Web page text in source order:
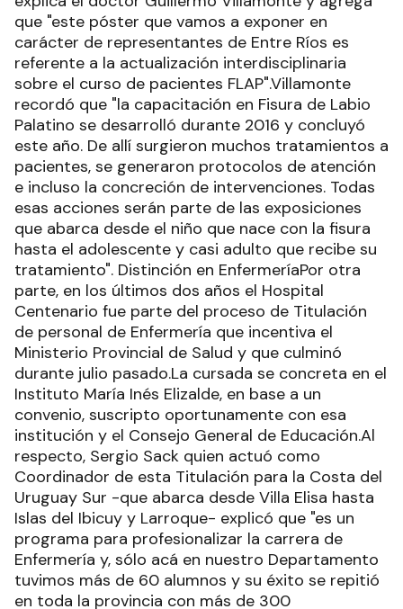
que "este póster que vamos a exponer en
carácter de representantes de Entre Ríos es
referente a la actualización interdisciplinaria
sobre el curso de pacientes FLAP".Villamonte
recordó que "la capacitación en Fisura de Labio
Palatino se desarrolló durante 2016 y concluyó
este año. De allí surgieron muchos tratamientos a
pacientes, se generaron protocolos de atención
e incluso la concreción de intervenciones. Todas
esas acciones serán parte de las exposiciones
que abarca desde el niño que nace con la fisura
hasta el adolescente y casi adulto que recibe su
tratamiento". Distinción en EnfermeríaPor otra
parte, en los últimos dos años el Hospital
Centenario fue parte del proceso de Titulación
de personal de Enfermería que incentiva el
Ministerio Provincial de Salud y que culminó
durante julio pasado.La cursada se concreta en el
Instituto María Inés Elizalde, en base a un
convenio, suscripto oportunamente con esa
institución y el Consejo General de Educación.Al
respecto, Sergio Sack quien actuó como
Coordinador de esta Titulación para la Costa del
Uruguay Sur -que abarca desde Villa Elisa hasta
Islas del Ibicuy y Larroque- explicó que "es un
programa para profesionalizar la carrera de
Enfermería y, sólo acá en nuestro Departamento
tuvimos más de 60 alumnos y su éxito se repitió
en toda la provincia con más de 300